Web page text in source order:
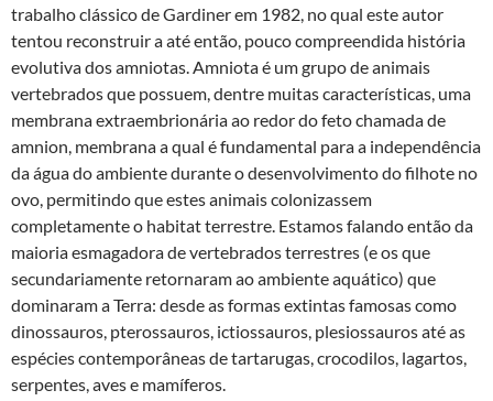
trabalho clássico de Gardiner em 1982, no qual este autor
tentou reconstruir a até então, pouco compreendida história
evolutiva dos amniotas. Amniota é um grupo de animais
vertebrados que possuem, dentre muitas características, uma
membrana extraembrionária ao redor do feto chamada de
amnion, membrana a qual é fundamental para a independência
da água do ambiente durante o desenvolvimento do filhote no
ovo, permitindo que estes animais colonizassem
completamente o habitat terrestre. Estamos falando então da
maioria esmagadora de vertebrados terrestres (e os que
secundariamente retornaram ao ambiente aquático) que
dominaram a Terra: desde as formas extintas famosas como
dinossauros, pterossauros, ictiossauros, plesiossauros até as
espécies contemporâneas de tartarugas, crocodil­os, lagartos,
serpentes, aves e mamíferos.